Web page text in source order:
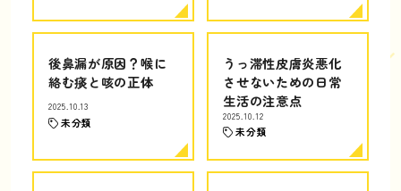
後鼻漏が原因？喉に
絡む痰と咳の正体
2025.10.13
未分類
うっ滞性皮膚炎悪化
させないための日常
生活の注意点
2025.10.12
未分類